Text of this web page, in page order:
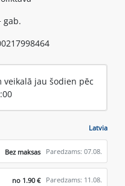
gab.
veikalā jau šodien pēc
Latvia
Bez maksas Paredzams: 07.08.
no 1.90 € Paredzams: 11.08.